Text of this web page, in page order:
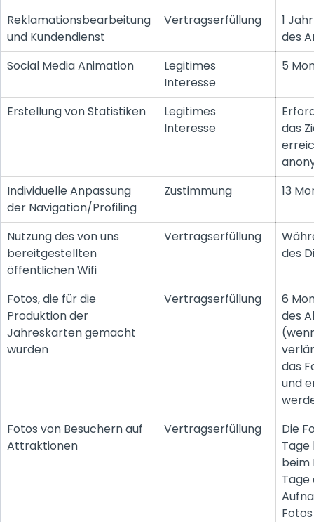
Reklamationsbearbeitung
und Kundendienst
Vertragserfüllung
1
des
Social Media Animation
Legitimes
Interesse
5
Erstellung von Statistiken
Legitimes
Interesse
das
Individuelle Anpassung
der Navigation/Profiling
Zustimmung 13
Nutzung des von uns
bereitgestellten
öffentlichen Wifi
Vertragserfüllung
des
Fotos, die für die
Produktion der
Jahreskarten gemacht
wurden
Vertragserfüllung
6
des
das
und
Fotos von Besuchern auf
Attraktionen
Vertragserfüllung
Die
beim
Tage
Fotos